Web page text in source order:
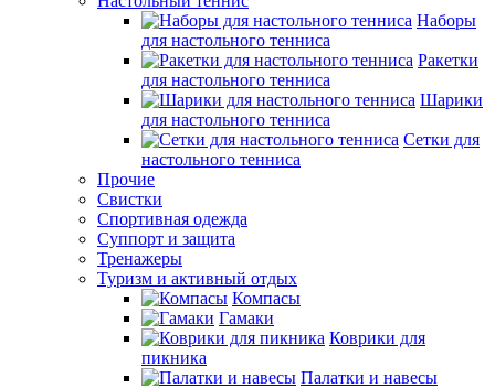
Наборы
для настольного тенниса
Ракетки
для настольного тенниса
Шарики
для настольного тенниса
Сетки для
настольного тенниса
Прочие
Свистки
Спортивная одежда
Суппорт и защита
Тренажеры
Туризм и активный отдых
Компасы
Гамаки
Коврики для
пикника
Палатки и навесы